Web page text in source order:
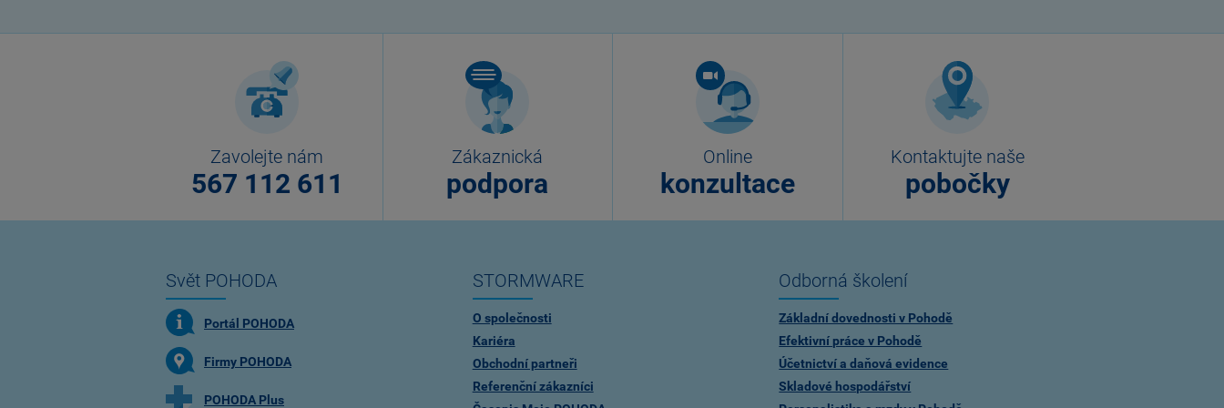
Zavolejte nám
567 112 611
Zákaznická
podpora
Online
konzultace
Kontaktujte naše
pobočky
Svět POHODA
Portál POHODA
Firmy POHODA
POHODA Plus
STORMWARE
O společnosti
Kariéra
Obchodní partneři
Referenční zákazníci
Odborná školení
Základní dovednosti v Pohodě
Efektivní práce v Pohodě
Účetnictví a daňová evidence
Skladové hospodářství